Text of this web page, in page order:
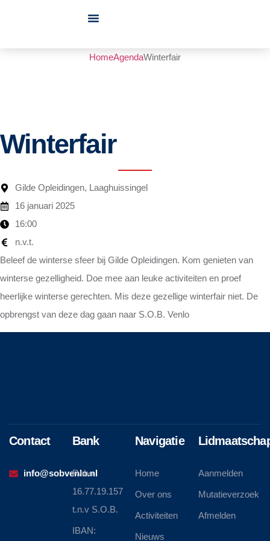
HomeAgendaWinterfair
Winterfair
Gilde Opleidingen, Laaghuissingel
16 januari 2025
16:00
n.v.t.
Beleef de winterse sfeer bij Gilde Opleidingen. Kom genieten van
winterse gezelligheid. Doe mee aan leuke activiteiten en proef
heerlijke winterse gerechten. Mis deze gezellige winterfair niet. De
opbrengst van deze dag gaan naar S.O.B. Venlo
Contact
info@sobvenlo.nl
Bank
Rabo
16.77.19.157
t.n.v S.O.B.
IBAN:
Navigatie
Home
Over ons
Activiteiten
Nieuws
Aanmelden
Mutatieverzoek
Afmelden